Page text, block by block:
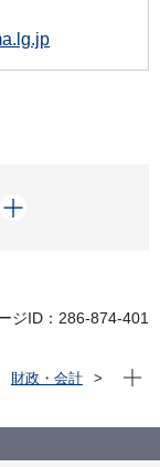
ジID：286-874-401
財政・会計
たい
現在